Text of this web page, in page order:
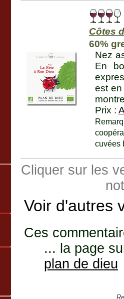
Côtes
60%
Nez
En
est
Prix :
cuvées
Cliquer sur les
Voir d'autres
Ces
... la page
plan de dieu